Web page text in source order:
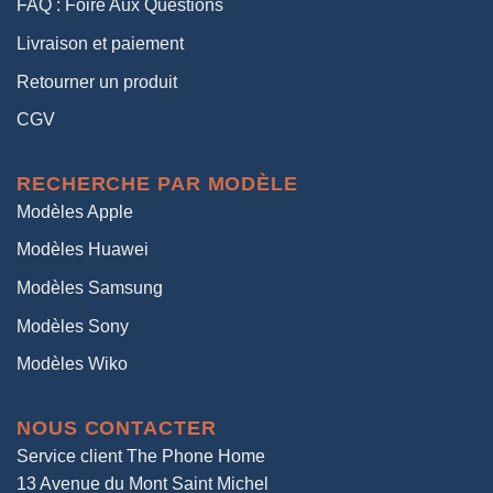
FAQ : Foire Aux Questions
Livraison et paiement
Retourner un produit
CGV
RECHERCHE PAR MODÈLE
Modèles Apple
Modèles Huawei
Modèles Samsung
Modèles Sony
Modèles Wiko
NOUS CONTACTER
Service client The Phone Home
13 Avenue du Mont Saint Michel